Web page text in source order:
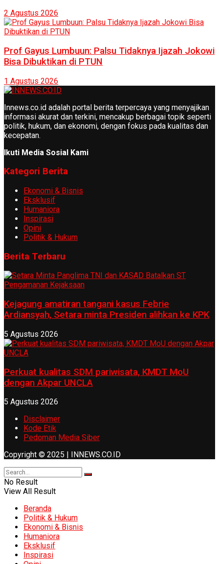
2 Agustus 2026
Prof Gayus Lumbuun: Palsu Tidaknya Ijazah Jokowi
Bisa Dibuktikan di PTUN
1 Agustus 2026
Innews.co.id adalah portal berita terpercaya yang menyajikan
informasi akurat dan terkini, mencakup berbagai topik seperti
politik, hukum, dan ekonomi, dengan fokus pada kualitas dan
kecepatan.
Ikuti Media Sosial Kami
Kategori Berita
Ekonomi & Bisnis
Eksklusif
Humaniora
Inspirasi
Opini
Politik & Hukum
Berita Terbaru
Kejagung amatiran tangani kasus Febrie
Ardiansyah, Setara minta Presiden alihkan ke KPK
5 Agustus 2026
Perkuat kualitas SDM pariwisata, KMDT MoU
dengan Akpar UNCLA
5 Agustus 2026
Disclaimer
Kode Etik
Pedoman Media Siber
Copyright © 2025 | INNEWS.CO.ID
No Result
View All Result
Beranda
Politik & Hukum
Ekonomi & Bisnis
Humaniora
Eksklusif
Inspirasi